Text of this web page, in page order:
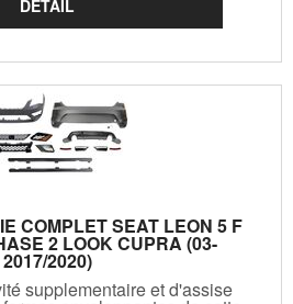
COMPLET SEAT LEON 5 F
2 LOOK CUPRA (03-
2017/2020)
supplementaire et d'assise